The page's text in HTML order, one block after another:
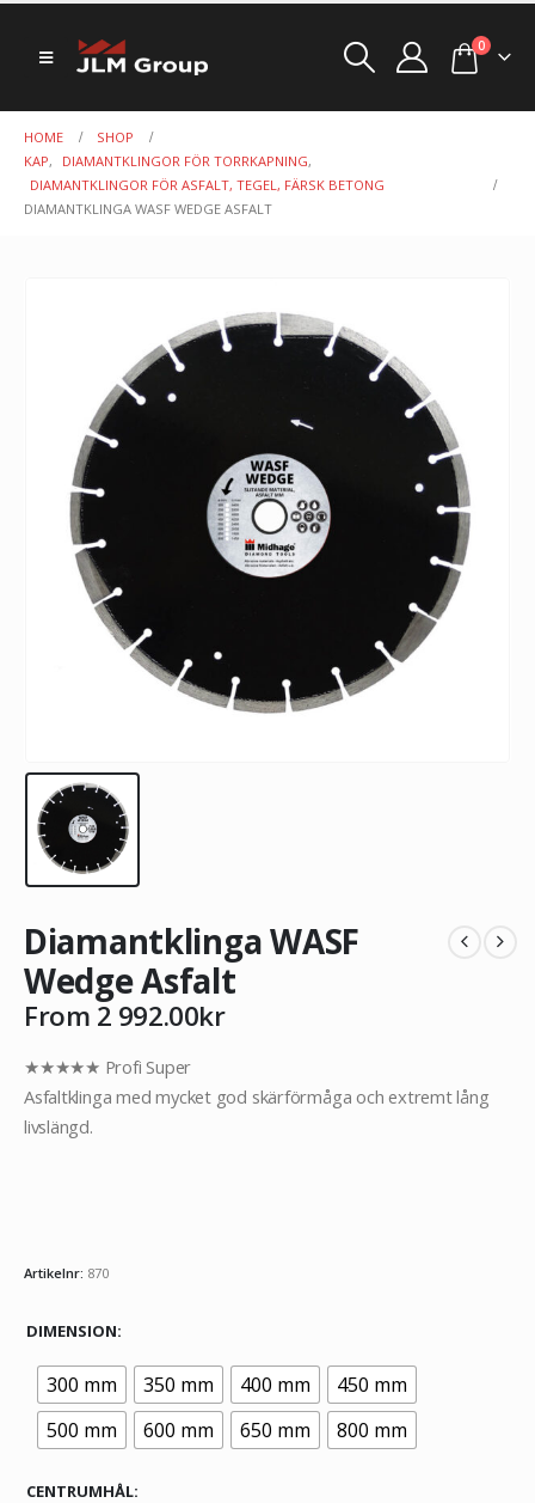
0
HOME
SHOP
KAP, DIAMANTKLINGOR FÖR TORRKAPNING,
DIAMANTKLINGOR FÖR ASFALT, TEGEL, FÄRSK BETONG
DIAMANTKLINGA WASF WEDGE ASFALT
Diamantklinga WASF
Wedge Asfalt
From 2 992.00kr
★★★★★ Profi Super
Asfaltklinga med mycket god skärförmåga och extremt lång
livslängd.
Artikelnr: 870
DIMENSION
300 mm 350 mm 400 mm
450 mm
500 mm
600 mm 650 mm 800 mm
CENTRUMHÅL